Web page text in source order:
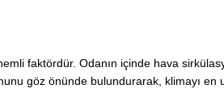
faktördür. Odanın içinde hava
göz önünde bulundurarak, klimayı